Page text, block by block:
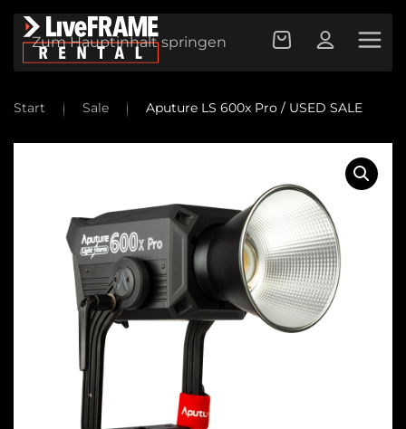
Zum Hauptinhalt springen
Start Sale Aputure LS 600x Pro / USED SALE